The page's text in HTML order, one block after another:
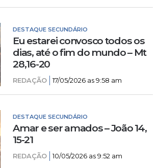
DESTAQUE SECUNDÁRIO
Eu estarei convosco todos os
dias, até o fim do mundo – Mt
28,16-20
REDAÇÃO 17/05/2026 as 9:58 am
DESTAQUE SECUNDÁRIO
Amar e ser amados – João 14,
15-21
REDAÇÃO 10/05/2026 as 9:52 am